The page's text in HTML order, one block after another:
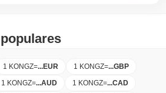
1 KONGZ=...EUR 1 KONGZ=...GBP
1 KONGZ=...AUD 1 KONGZ=...CAD